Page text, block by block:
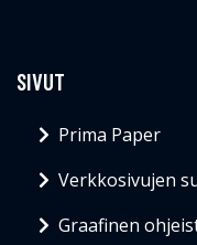
SIVUT
Prima Paper
Verkkosivujen
Graafinen